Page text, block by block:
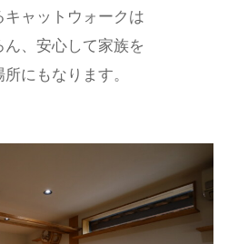
ャットウォークは
、安心して家族を
にもなります。